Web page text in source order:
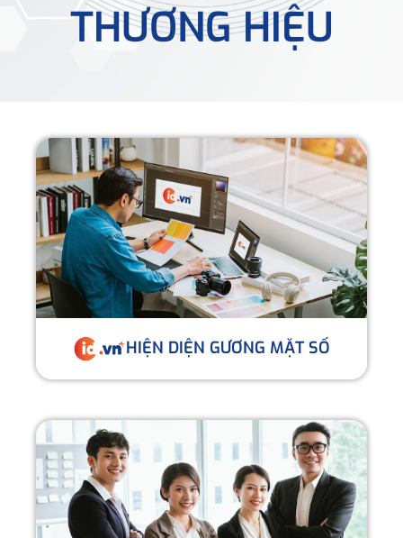
THƯƠNG HIỆU
HIỆN DIỆN GƯƠNG MẶT SỐ